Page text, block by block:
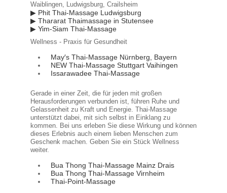
Waiblingen, Ludwigsburg, Crailsheim
▶ Phit Thai-Massage Ludwigsburg
▶ Thararat Thaimassage in Stutensee
▶ Yim-Siam Thai-Massage
Wellness - Praxis für Gesundheit
May′s Thai-Massage Nürnberg, Bayern
NEW Thai-Massage Stuttgart Vaihingen
Issarawadee Thai-Massage
Gerade in einer Zeit, die für jeden mit großen
Herausforderungen verbunden ist, führen Ruhe und
Gelassenheit zu Kraft und Energie. Thai-Massage
unterstützt dabei, mit sich selbst in Einklang zu
kommen. Bei uns erleben Sie diese Wirkung und können
dieses Erlebnis auch einem lieben Menschen zum
Geschenk machen. Geben Sie ein Stück Wellness
weiter.
Bua Thong Thai-Massage Mainz Drais
Bua Thong Thai-Massage Virnheim
Thai-Point-Massage